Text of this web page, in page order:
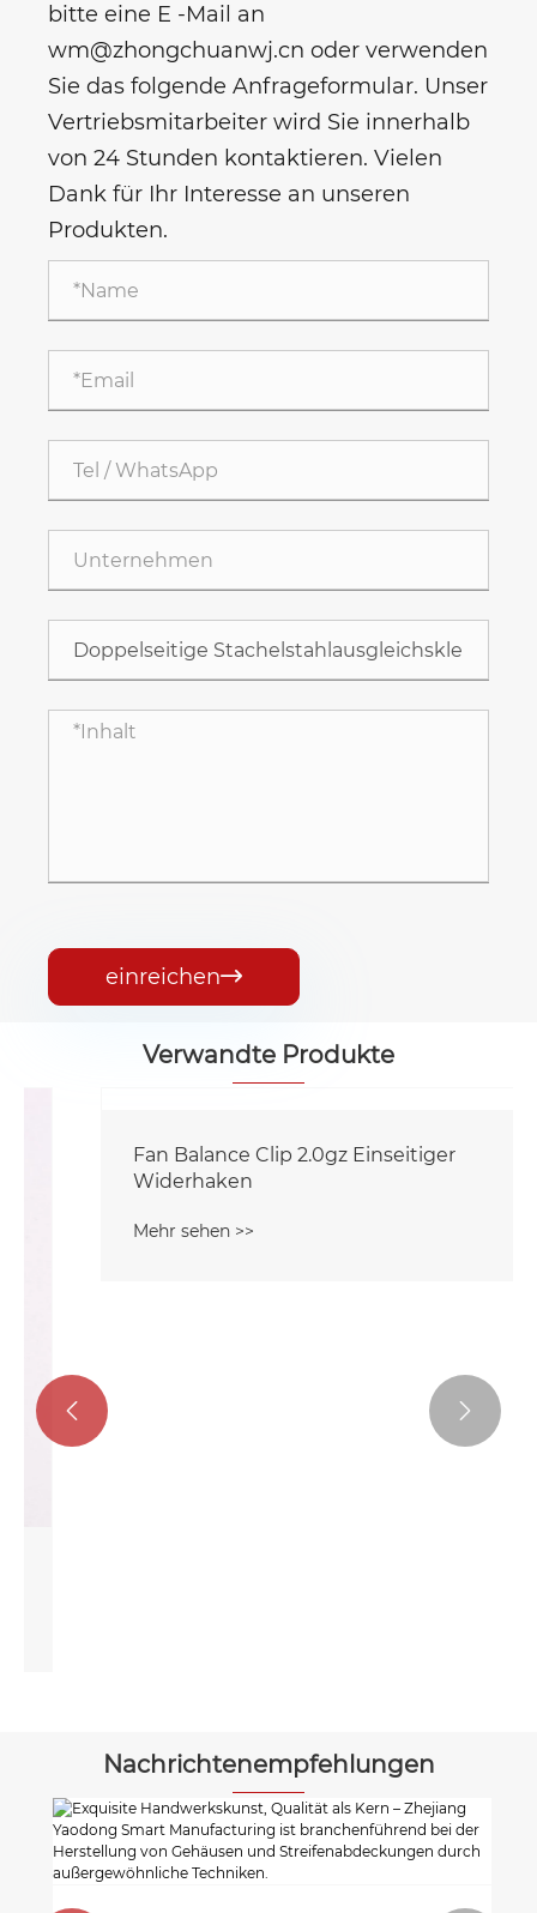
bitte eine E -Mail an
wm@zhongchuanwj.cn oder verwenden
Sie das folgende Anfrageformular. Unser
Vertriebsmitarbeiter wird Sie innerhalb
von 24 Stunden kontaktieren. Vielen
Dank für Ihr Interesse an unseren
Produkten.
einreichen
Verwandte Produkte
 
Nachrichtenempfehlungen